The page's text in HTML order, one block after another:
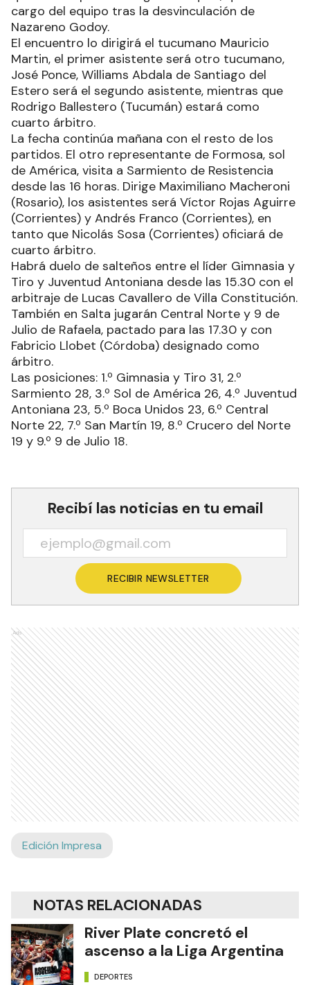
cargo del equipo tras la desvinculación de
Nazareno Godoy.
El encuentro lo dirigirá el tucumano Mauricio
Martin, el primer asistente será otro tucumano,
José Ponce, Williams Abdala de Santiago del
Estero será el segundo asistente, mientras que
Rodrigo Ballestero (Tucumán) estará como
cuarto árbitro.
La fecha continúa mañana con el resto de los
partidos. El otro representante de Formosa, sol
de América, visita a Sarmiento de Resistencia
desde las 16 horas. Dirige Maximiliano Macheroni
(Rosario), los asistentes será Víctor Rojas Aguirre
(Corrientes) y Andrés Franco (Corrientes), en
tanto que Nicolás Sosa (Corrientes) oficiará de
cuarto árbitro.
Habrá duelo de salteños entre el líder Gimnasia y
Tiro y Juventud Antoniana desde las 15.30 con el
arbitraje de Lucas Cavallero de Villa Constitución.
También en Salta jugarán Central Norte y 9 de
Julio de Rafaela, pactado para las 17.30 y con
Fabricio Llobet (Córdoba) designado como
árbitro.
Las posiciones: 1.º Gimnasia y Tiro 31, 2.º
Sarmiento 28, 3.º Sol de América 26, 4.º Juventud
Antoniana 23, 5.º Boca Unidos 23, 6.º Central
Norte 22, 7.º San Martín 19, 8.º Crucero del Norte
19 y 9.º 9 de Julio 18.
Recibí las noticias en tu email
RECIBIR NEWSLETTER
Ads
Edición Impresa
NOTAS RELACIONADAS
River Plate concretó el
ascenso a la Liga Argentina
DEPORTES